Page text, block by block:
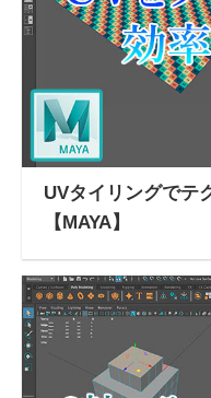
UVタイリングでテ
【MAYA】